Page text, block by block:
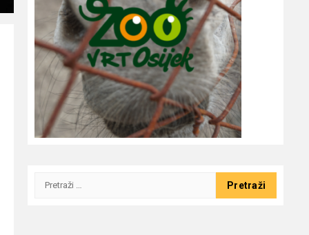
Pretraži: